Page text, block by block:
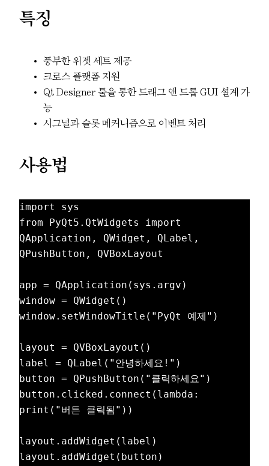
특징
풍부한 위젯 세트 제공
크로스 플랫폼 지원
Qt Designer 툴을 통한 드래그 앤 드롭 GUI 설계 가
능
시그널과 슬롯 메커니즘으로 이벤트 처리
사용법
import sys
from PyQt5.QtWidgets import
QApplication, QWidget, QLabel,
QPushButton, QVBoxLayout
app = QApplication(sys.argv)
window = QWidget()
window.setWindowTitle("PyQt 예제")
layout = QVBoxLayout()
label = QLabel("안녕하세요!")
button = QPushButton("클릭하세요")
button.clicked.connect(lambda:
print("버튼 클릭됨"))
layout.addWidget(label)
layout.addWidget(button)